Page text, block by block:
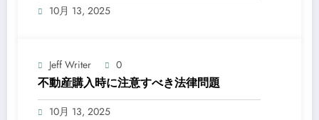
10月 13, 2025
Jeff Writer 0
不動産購入時に注意すべき法律問題
10月 13, 2025